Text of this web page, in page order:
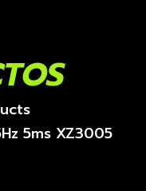
5ms XZ3005